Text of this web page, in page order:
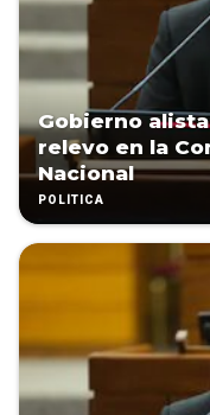
Gobierno
relevo en la
Nacional
POLÍTICA